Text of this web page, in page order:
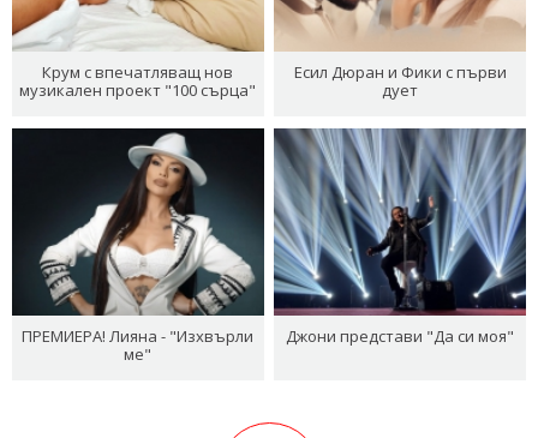
Крум с впечатляващ нов
музикален проект "100 сърца"
Есил Дюран и Фики с първи
дует
ПРЕМИЕРА! Лияна - "Изхвърли
ме"
Джони представи "Да си моя"